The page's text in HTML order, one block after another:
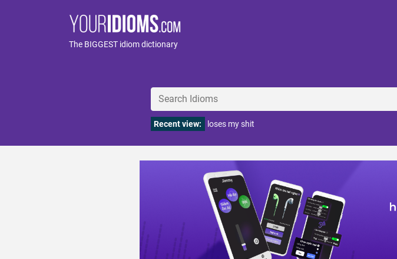
The BIGGEST idiom dictionary
Recent view: loses my shit